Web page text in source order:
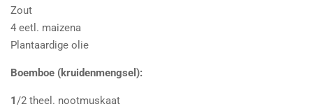
Zout
4 eetl. maizena
Plantaardige olie
Boemboe (kruidenmengsel):
1/2 theel. nootmuskaat